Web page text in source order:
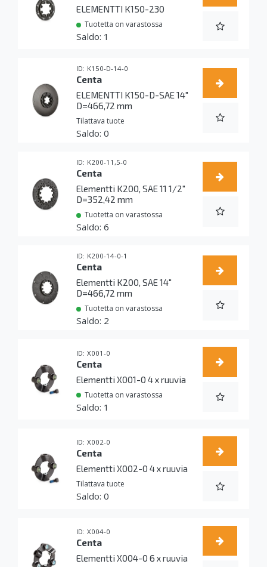
ELEMENTTI K150-230
Tuotetta on varastossa
1
K150-D-14-0
Centa
ELEMENTTI K150-D-SAE 14"
D=466,72 mm
Tilattava tuote
0
K200-11,5-0
Centa
Elementti K200, SAE 11 1/2"
D=352,42 mm
Tuotetta on varastossa
6
K200-14-0-1
Centa
Elementti K200, SAE 14"
D=466,72 mm
Tuotetta on varastossa
2
X001-0
Centa
Elementti X001-0 4 x ruuvia
Tuotetta on varastossa
1
X002-0
Centa
Elementti X002-0 4 x ruuvia
Tilattava tuote
0
X004-0
Centa
Elementti X004-0 6 x ruuvia